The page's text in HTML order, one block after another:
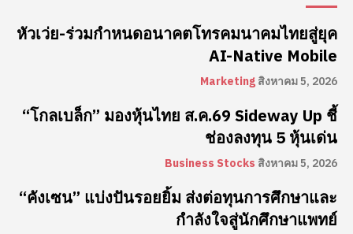
หัวเว่ย-ร่วมกำหนดอนาคตโทรคมนาคมไทยสู่ยุค
AI-Native Mobile
Marketingสิงหาคม 5, 2026
“โกลเบล็ก” มองหุ้นไทย ส.ค.69 Sideway Up ชี้
ช่องลงทุน 5 หุ้นเด่น
Business Stocks สิงหาคม 5, 2026
“คังเซน” แบ่งปันรอยยิ้ม ส่งต่อทุนการศึกษาและ
กำลังใจสู่นักศึกษาแพทย์